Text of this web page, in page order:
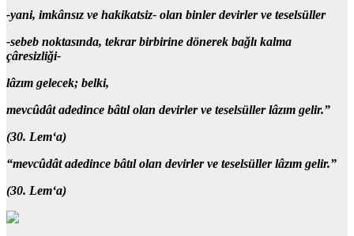
-yani, imkânsız ve hakikatsiz- olan binler devirler ve teselsüller
-sebeb noktasında, tekrar birbirine dönerek bağlı kalma
çâresizliği-
lâzım gelecek; belki,
mevcûdât adedince bâtıl olan devirler ve teselsüller lâzım gelir.”
(30. Lem‘a)
“mevcûdât adedince bâtıl olan devirler ve teselsüller lâzım gelir.”
(30. Lem‘a)